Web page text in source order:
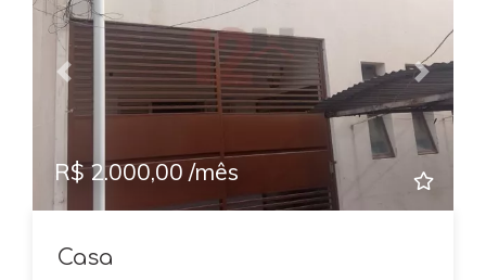
Previous Next
R$ 2.000,00 /mês
Casa